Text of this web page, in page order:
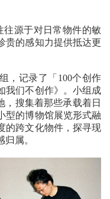
往源于对日常物件的敏
贵的感知力提供抵达更
，记录了「100个创作
我们不创作》。小组成
，搜集着那些承载着日
型的博物馆展览形式融
的跨文化物件，探寻现
属。